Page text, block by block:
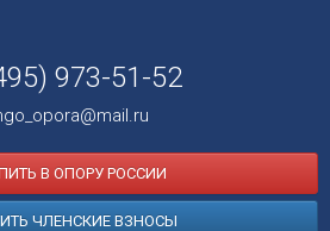
973-51-52
В ОПОРУ РОССИИ
ЧЛЕНСКИЕ ВЗНОСЫ